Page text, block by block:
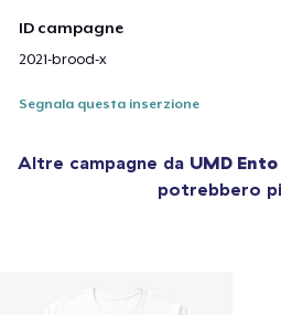
ID campagne
2021-brood-x
Segnala questa inserzione
Altre campagne da UMD
potrebbero